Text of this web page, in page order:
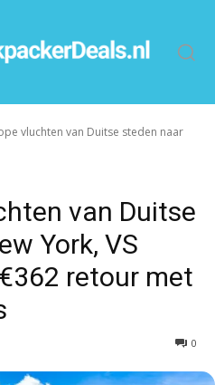
vluchten van Duitse steden naar
van Duitse
York, VS
retour met
0